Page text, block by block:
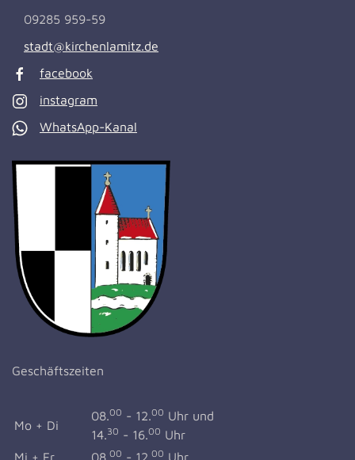
09285 959-59
stadt@kirchenlamitz.de
facebook
instagram
WhatsApp-Kanal
Geschäftszeiten
Mo + Di
08.00 - 12.00 Uhr und
14.30 - 16.00 Uhr
Mi + Fr
08.00 - 12.00 Uhr